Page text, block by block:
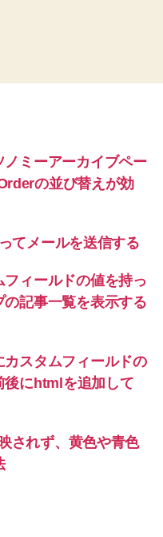
ミーアーカイブペー
の並び替えが効
てメールを送信する
ィールドの値を持っ
記事一覧を表示する
スタムフィールドの
後にhtmlを追加して
されず、黄色や青色